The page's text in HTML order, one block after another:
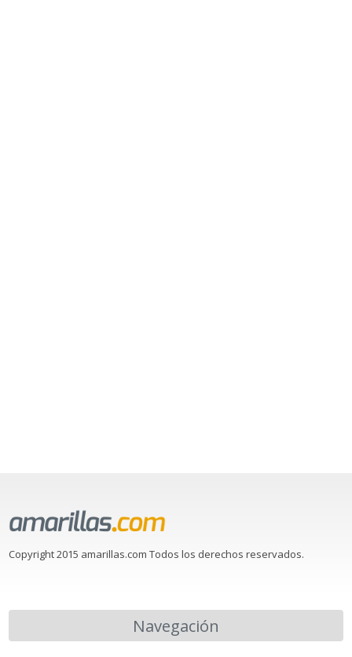
Copyright 2015 amarillas.com Todos los derechos reservados.
Navegación